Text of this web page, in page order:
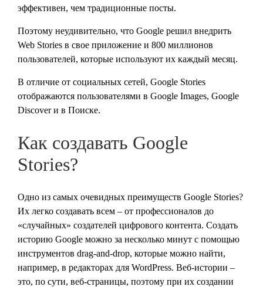
эффективен, чем традиционные посты.
Поэтому неудивительно, что Google решил внедрить
Web Stories в свое приложение и 800 миллионов
пользователей, которые используют их каждый месяц.
В отличие от социальных сетей, Google Stories
отображаются пользователями в Google Images, Google
Discover и в Поиске.
Как создавать Google
Stories?
Одно из самых очевидных преимуществ Google Stories?
Их легко создавать всем – от профессионалов до
«случайных» создателей цифрового контента. Создать
историю Google можно за несколько минут с помощью
инструментов drag-and-drop, которые можно найти,
например, в редакторах для WordPress. Веб-истории –
это, по сути, веб-страницы, поэтому при их создании